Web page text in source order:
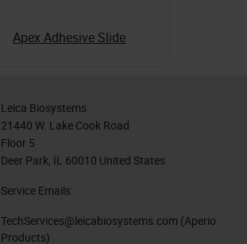
Apex Adhesive Slide
Leica Biosystems
21440 W. Lake Cook Road
Floor 5
Deer Park, IL 60010 United States
Service Emails:
TechServices@leicabiosystems.com (Aperio
Products)